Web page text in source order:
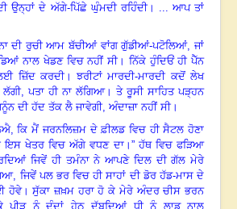
ਉਨ੍ਹਾਂ ਦੇ ਅੱਗੇ-ਪਿੱਛੇ ਘੁੰਮਦੀ ਰਹਿੰਦੀ। ... ਆਪ ਤਾਂ
ਦੀ ਰੁਚੀ ਆਮ ਬੱਚੀਆਂ ਵਾਂਗ ਗੁੱਡੀਆਂ-ਪਟੋਲਿਆਂ,ਜਾਂ
ਨਾਲ ਖੇਡਣ ਵਿਚ ਨਹੀਂ ਸੀ। ਨਿੱਕੇ ਹੁੰਦਿਓਂ ਹੀ ਪੈੱਨ
ਜ਼ਿੱਦ ਕਰਦੀ।ਝਰੀਟਾਂ ਮਾਰਦੀ-ਮਾਰਦੀ ਕਦੋਂ ਲੇਖ
ਲੱਗੀ, ਪਤਾ ਹੀ ਨਾ ਲੱਗਿਆ। ਤੇ ਰੂਸੀ ਸਾਹਿਤ ਪੜ੍ਹਨ
ਦੀ ਹੱਦ ਤੱਕ ਲੈ ਜਾਵੇਗੀ, ਅੰਦਾਜ਼ਾ ਨਹੀਂ ਸੀ।
,ਕਿ ਮੈਂ ਜਰਨਲਿਜ਼ਮ ਦੇ ਫ਼ੀਲਡ ਵਿਚ ਹੀ ਸੈਟਲ ਹੋਣਾ
ਇਸ ਖੇਤਰ ਵਿਚ ਅੱਗੇ ਵਧਣ ਦਾ। ” ਹੱਥ ਵਿਚ ਫੜਿਆ
ਜਿਵੇਂ ਹੀ ਤਮੰਨਾ ਨੇ ਆਪਣੇ ਦਿਲ ਦੀ ਗੱਲ ਮੇਰੇ
, ਜਿਵੇਂ ਪਲ ਭਰ ਵਿਚ ਹੀ ਸਾਹਾਂ ਦੀ ਡੋਰ ਹੱਡ-ਮਾਸ ਦੇ
ਹੋਵੇ।ਸੁੱਕਾ ਜ਼ਖ਼ਮ ਹਰਾ ਹੋ ਕੇ ਮੇਰੇ ਅੰਦਰ ਚੀਸ ਭਰਨ
ਪੀੜ ਨੂੰ ਦੰਦਾਂ ਹੇਠ ਦੱਬਦਿਆਂ ਧੀ ਨੂੰ ਲਾਡ ਨਾਲ